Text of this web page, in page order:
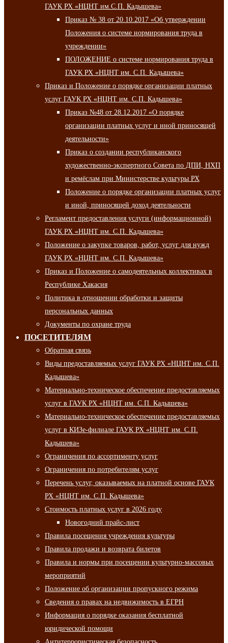
ГАУК РХ «НЦНТ им.С.П. Кадышева»
Приказ № 38 от 20.10.2017 «Об утверждении
Положения о системе нормирования труда в
учреждении»
ПОЛОЖЕНИЕ о системе нормирования труда в
ГАУК РХ «НЦНТ им. С.П. Кадышева»
Приказ и Положение о порядке организации платных
услуг ГАУК РХ «НЦНТ им. С.П. Кадышева»
Приказ №48 от 28.12.2017 «О порядке
организации платных услуг и иной приносящей
деятельности»
Приказ о создании республиканского
художественно-экспертного Совета по ДПИ, НХП
и ремёслам при Министерстве культуры РХ
Положение о порядке организации платных услуг
и иной, приносящей доход деятельности
Регламент предоставления услуги (информационной)
ГАУК РХ «НЦНТ им. С.П. Кадышева»
Положение о закупке товаров, работ, услуг для нужд
ГАУК РХ «НЦНТ им. С.П. Кадышева»
Приказ и Положение о самодеятельных коллективах в
Республике Хакасия
Политика в отношении обработки и защиты
персональных данных
Документы по охране труда
ПОСЕТИТЕЛЯМ
Обратная связь
Виды предоставляемых услуг ГАУК РХ «НЦНТ им. С.П.
Кадышева»
Материально-техническое обеспечение предоставляемых
услуг в ГАУК РХ «НЦНТ им. С.П. Кадышева»
Материально-техническое обеспечение предоставляемых
услуг в КИЗе-филиале ГАУК РХ «НЦНТ им. С.П.
Кадышева»
Ограничения по ассортименту услуг
Ограничения по потребителям услуг
Перечень услуг, оказываемых на платной основе ГАУК
РХ «НЦНТ им. С.П. Кадышева»
Стоимость платных услуг в 2026 году
Новогодний прайс-лист
Правила посещения учреждения культуры
Правила продажи и возврата билетов
Правила и нормы при посещении культурно-массовых
мероприятий
Положение об организации пропускного режима
Сведения о правах на недвижимость в ЕГРН
Информация о порядке оказания бесплатной
юридической помощи